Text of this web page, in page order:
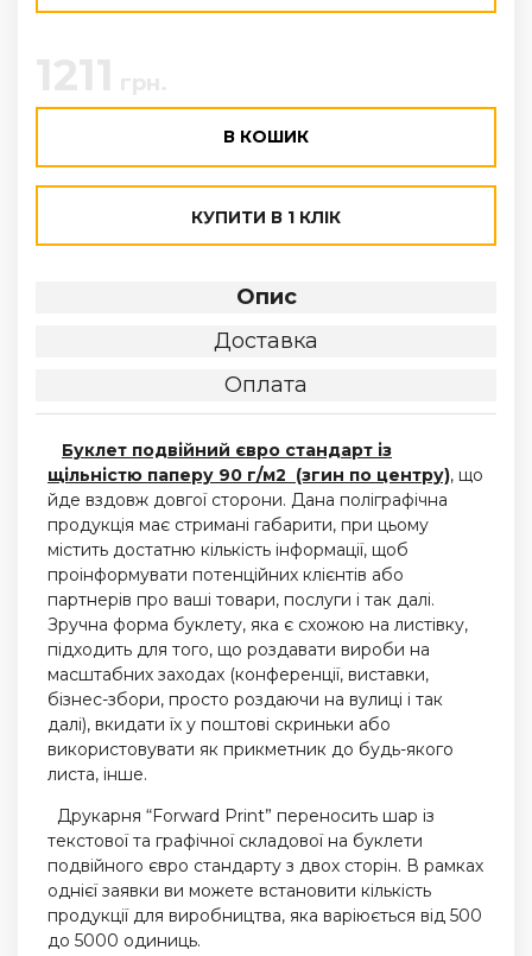
В КОШИК
КУПИТИ В 1 КЛІК
Опис
Доставка
Оплата
Буклет подвійний євро стандарт із
щільністю паперу 90 г/м2 (згин по центру), що
йде вздовж довгої сторони. Дана поліграфічна
продукція має стримані габарити, при цьому
містить достатню кількість інформації, щоб
проінформувати потенційних клієнтів або
партнерів про ваші товари, послуги і так далі.
Зручна форма буклету, яка є схожою на листівку,
підходить для того, що роздавати вироби на
масштабних заходах (конференції, виставки,
бізнес-збори, просто роздаючи на вулиці і так
далі), вкидати їх у поштові скриньки або
використовувати як прикметник до будь-якого
листа, інше.
Друкарня “Forward Print” переносить шар із
текстової та графічної складової на буклети
подвійного євро стандарту з двох сторін. В рамках
однієї заявки ви можете встановити кількість
продукції для виробництва, яка варіюється від 500
до 5000 одиниць.